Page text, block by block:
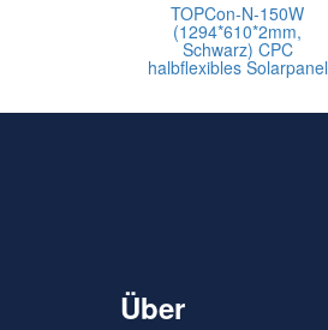
TOPCon-N-150W
(1294*610*2mm,
Schwarz) CPC
halbflexibles Solarpanel
Über